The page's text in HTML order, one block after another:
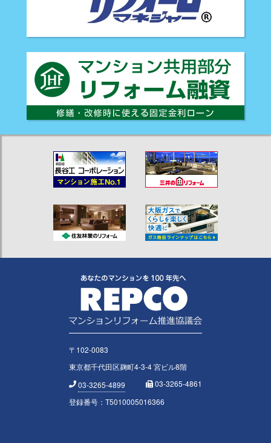
〒102-0083
東京都千代田区麹町4-3-4 宮ビル8階
03-3265-4899
03-3265-4861
登録番号：T5010005016366